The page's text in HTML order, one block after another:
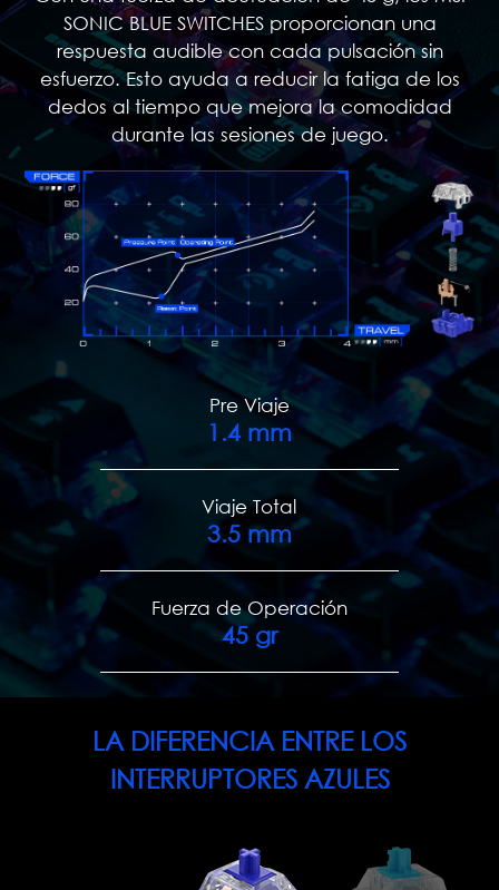
SONIC BLUE SWITCHES proporcionan una
respuesta audible con cada pulsación sin
esfuerzo. Esto ayuda a reducir la fatiga de los
dedos al tiempo que mejora la comodidad
durante las sesiones de juego.
Pre Viaje
1.4 mm
Viaje Total
3.5 mm
Fuerza de Operación
45 gr
LA DIFERENCIA ENTRE LOS
INTERRUPTORES AZULES